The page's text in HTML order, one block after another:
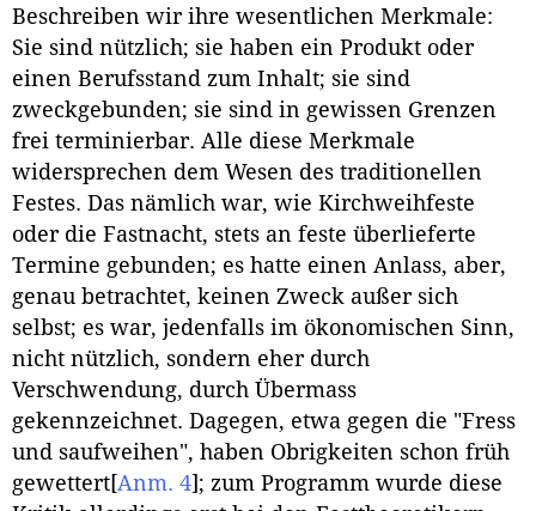
Beschreiben wir ihre wesentlichen Merkmale:
Sie sind nützlich; sie haben ein Produkt oder
einen Berufsstand zum Inhalt; sie sind
zweckgebunden; sie sind in gewissen Grenzen
frei terminierbar. Alle diese Merkmale
widersprechen dem Wesen des traditionellen
Festes. Das nämlich war, wie Kirchweihfeste
oder die Fastnacht, stets an feste überlieferte
Termine gebunden; es hatte einen Anlass, aber,
genau betrachtet, keinen Zweck außer sich
selbst; es war, jedenfalls im ökonomischen Sinn,
nicht nützlich, sondern eher durch
Verschwendung, durch Übermass
gekennzeichnet. Dagegen, etwa gegen die "Fress
und saufweihen", haben Obrigkeiten schon früh
gewettert[Anm. 4] ; zum Programm wurde diese